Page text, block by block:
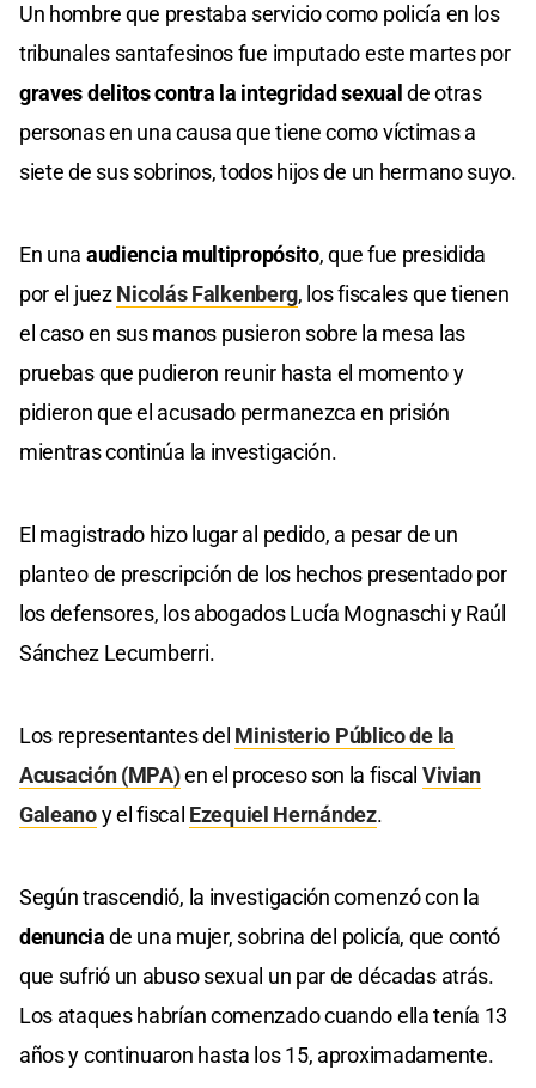
Un hombre que prestaba servicio como policía en los
tribunales santafesinos fue imputado este martes por
graves delitos contra la integridad sexualde otras
personas en una causa que tiene como víctimas a
siete de sus sobrinos, todos hijos de un hermano suyo.
En una audiencia multipropósito, que fue presidida
por el juezNicolás Falkenberg, los fiscales que tienen
el caso en sus manos pusieron sobre la mesa las
pruebas que pudieron reunir hasta el momento y
pidieron que el acusado permanezca en prisión
mientras continúa la investigación.
El magistrado hizo lugar al pedido, a pesar de un
planteo de prescripción de los hechos presentado por
los defensores, los abogados Lucía Mognaschi y Raúl
Sánchez Lecumberri.
Los representantes del Ministerio Público de la
Acusación (MPA)en el proceso son la fiscal Vivian
Galeanoy el fiscal Ezequiel Hernández.
Según trascendió, la investigación comenzó con la
denunciade una mujer, sobrina del policía, que contó
que sufrió un abuso sexual un par de décadas atrás.
Los ataques habrían comenzado cuando ella tenía 13
años y continuaron hasta los 15, aproximadamente.